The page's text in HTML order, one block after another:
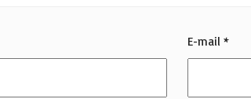
E-mail*